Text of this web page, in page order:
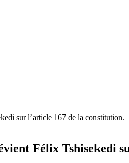
sur l’article 167 de la constitution.
Félix Tshisekedi